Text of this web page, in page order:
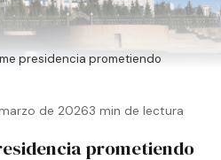
presidencia prometiendo
de 20263 min de lectura
prometiendo